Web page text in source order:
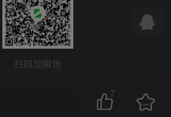
扫码加微信
7